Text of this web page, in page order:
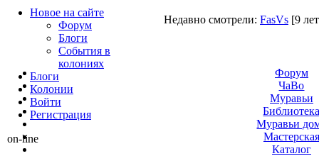
Недавно смотрели: FasVs [9
Новое на сайте
Форум
Блоги
События в
колониях
Блоги
Колонии
Войти
Peгиcтpaция
on-line
Форум
ЧаВо
Муравьи
Муравьи
Мастерская
Каталог